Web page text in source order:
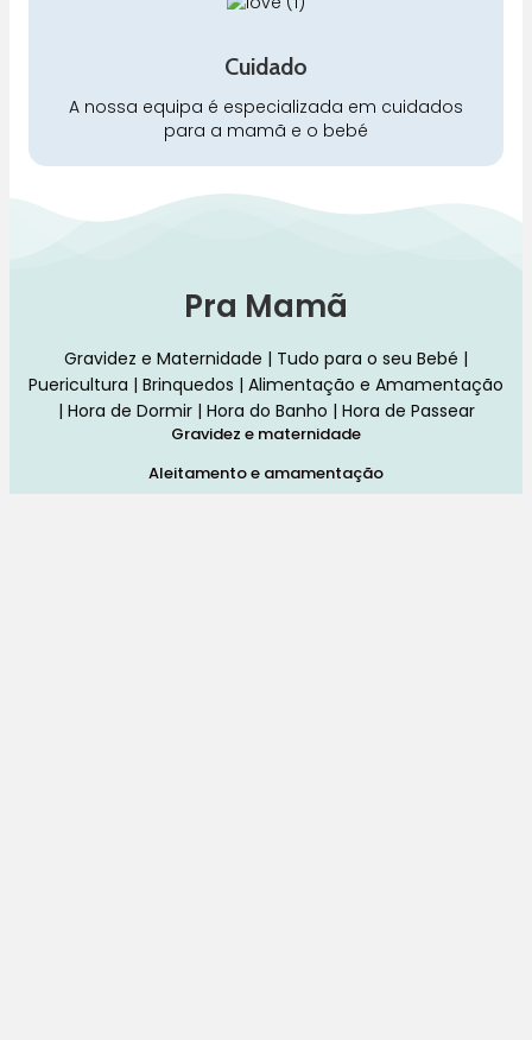
Cuidado
A nossa equipa é especializada em cuidados
para a mamã e o bebé
Pra Mamã
Gravidez e Maternidade | Tudo para o seu Bebé |
Puericultura | Brinquedos | Alimentação e Amamentação
| Hora de Dormir | Hora do Banho | Hora de Passear
Gravidez e maternidade
Aleitamento e amamentação